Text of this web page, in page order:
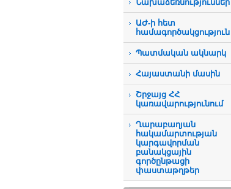
Նախաձեռնություններ
ԱԺ-ի հետ
համագործակցություն
Պատմական ակնարկ
Հայաստանի մասին
Շրջայց ՀՀ
կառավարությունում
Ղարաբաղյան
հակամարտության
կարգավորման
բանակցային
գործընթացի
փաստաթղթեր